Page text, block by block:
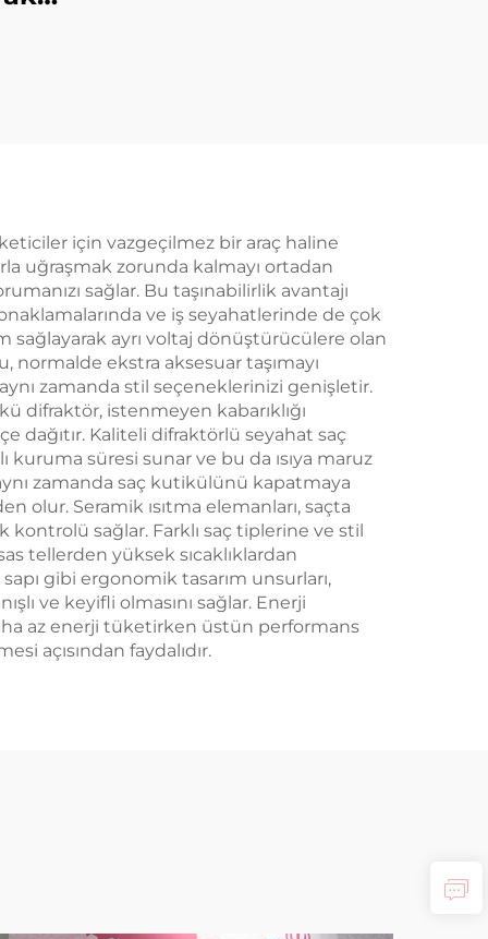
için vazgeçilmez bir araç haline
uğraşmak zorunda kalmayı ortadan
sağlar. Bu taşınabilirlik avantajı
ve iş seyahatlerinde de çok
ayrı voltaj dönüştürücülere olan
normalde ekstra aksesuar taşımayı
zamanda stil seçeneklerinizi genişletir.
difraktör, istenmeyen kabarıklığı
dağıtır. Kaliteli difraktörlü seyahat saç
süresi sunar ve bu da ısıya maruz
zamanda saç kutikülünü kapatmaya
olur. Seramik ısıtma elemanları, saçta
kontrolü sağlar. Farklı saç tiplerine ve stil
tellerden yüksek sıcaklıklardan
gibi ergonomik tasarım unsurları,
ve keyifli olmasını sağlar. Enerji
az enerji tüketirken üstün performans
açısından faydalıdır.